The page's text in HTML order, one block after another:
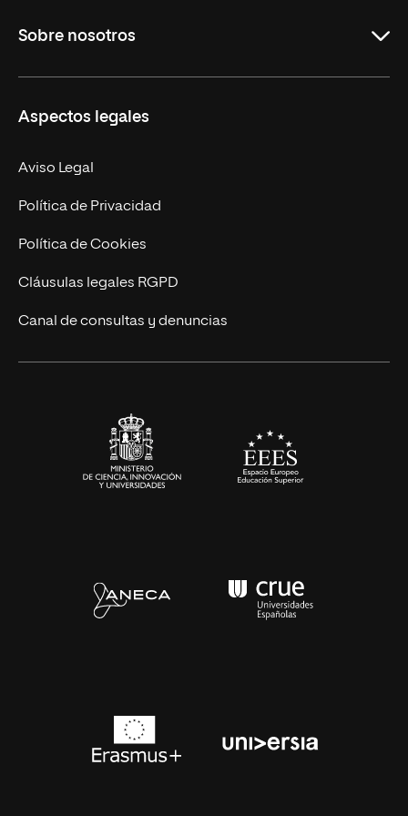
Derecho
Empresa
MBA
Marketing y Comunicación
Ingeniería
Diseño
Ciencias de la Salud
Sobre nosotros
Nuestro Equipo
Contacto
Aspectos legales
Aviso Legal
Política de Privacidad
Política de Cookies
Cláusulas legales RGPD
Canal de consultas y denuncias